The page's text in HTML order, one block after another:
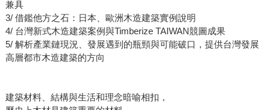
兼具
3/ 借鑑他方之石：日本、歐洲木造建築實例說明
4/ 台灣新式木造建築案例與Timberize TAIWAN競圖成果
5/ 解析產業鏈現況、發展遇到的瓶頸與可能破口，提供台灣發展
高層都市木造建築的方向
建築材料、結構與生活和理念暗喻相扣，